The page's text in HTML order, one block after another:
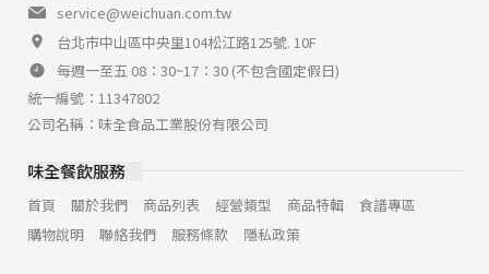
service@weichuan.com.tw
台北市中山區中央里104松江路125號. 10F
每週一至五 08：30~17：30 (不包含國定假日)
統一編號：11347802
公司名稱：味全食品工業股份有限公司
味全餐飲服務
首頁 關於我們 商品列表 經營類型 商品特輯
食譜專區
購物說明
聯絡我們 服務條款 隱私政策